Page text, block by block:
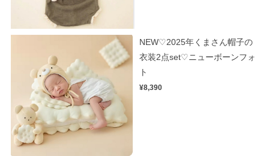
NEW♡2025年くまさん帽子の
衣装2点set♡ニューボーンフォ
ト
¥8,390